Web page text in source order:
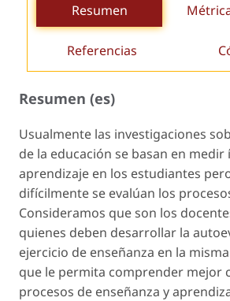
Resumen
Referencias
Resumen (es)
Usualmente las investigaciones
de la educación se basan en medir
aprendizaje en los estudiantes
difícilmente se evalúan los
Consideramos que son los
quienes deben desarrollar la
ejercicio de enseñanza en la
que le permita comprender mejor
procesos de enseñanza y